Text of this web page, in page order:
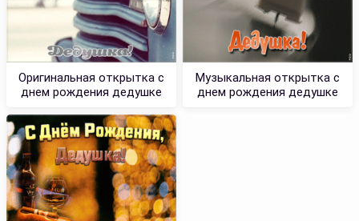
Оригинальная открытка с
днем рождения дедушке
Музыкальная открытка с
днем рождения дедушке